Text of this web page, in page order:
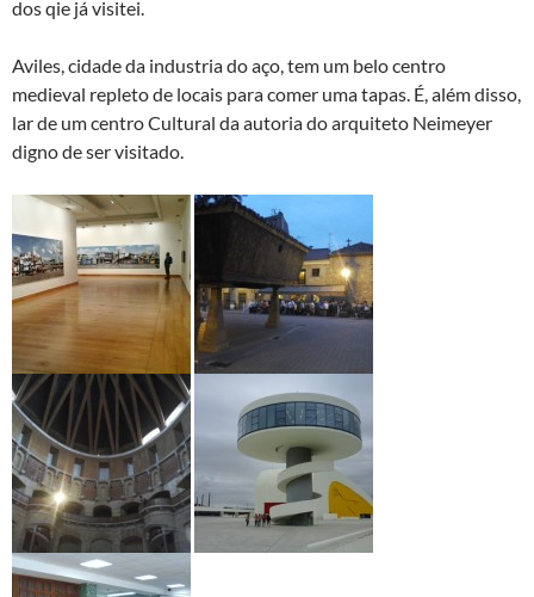
dos qie já visitei.
Aviles, cidade da industria do aço, tem um belo centro
medieval repleto de locais para comer uma tapas. É, além disso,
lar de um centro Cultural da autoria do arquiteto Neimeyer
digno de ser visitado.